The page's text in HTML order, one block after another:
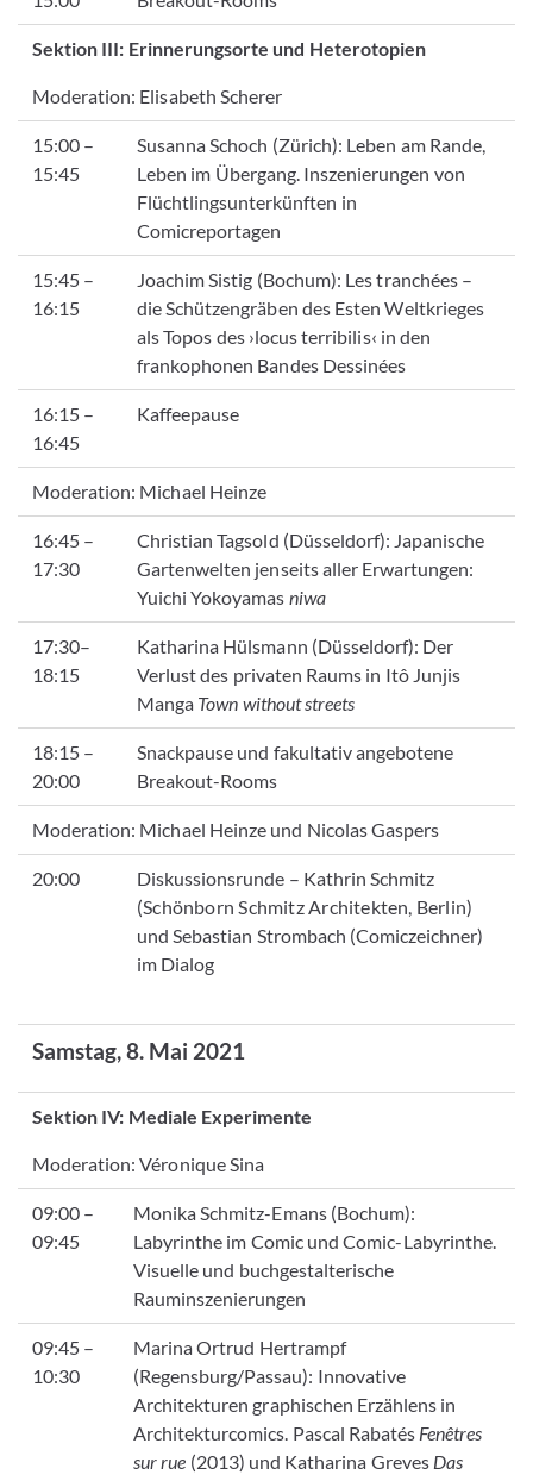
Sektion III: Erinnerungsorte und Heterotopien
Moderation: Elisabeth Scherer
15:00 –
15:45
Susanna Schoch (Zürich): Leben am Rande,
Leben im Übergang. Inszenierungen von
Flüchtlingsunterkünften in
Comicreportagen
15:45 –
16:15
Joachim Sistig (Bochum): Les tranchées –
die Schützengräben des Esten Weltkrieges
als Topos des ›locus terribilis‹ in den
frankophonen Bandes Dessinées
16:15 –
16:45
Kaffeepause
Moderation: Michael Heinze
16:45 –
17:30
Christian Tagsold (Düsseldorf): Japanische
Gartenwelten jenseits aller Erwartungen:
Yuichi Yokoyamas niwa
17:30–
18:15
Katharina Hülsmann (Düsseldorf): Der
Verlust des privaten Raums in Itô Junjis
Manga Town without streets
18:15 –
20:00
Snackpause und fakultativ angebotene
Breakout-Rooms
Moderation: Michael Heinze und Nicolas Gaspers
20:00
Diskussionsrunde – Kathrin Schmitz
(Schönborn Schmitz Architekten, Berlin)
und Sebastian Strombach (Comiczeichner)
im Dialog
Samstag, 8. Mai 2021
Sektion IV: Mediale Experimente
Moderation: Véronique Sina
09:00 –
09:45
Monika Schmitz-Emans (Bochum):
Labyrinthe im Comic und Comic-Labyrinthe.
Visuelle und buchgestalterische
Rauminszenierungen
09:45 –
10:30
Marina Ortrud Hertrampf
(Regensburg/Passau): Innovative
Architekturen graphischen Erzählens in
Architekturcomics. Pascal Rabatés Fenêtres
sur rue (2013) und Katharina Greves Das